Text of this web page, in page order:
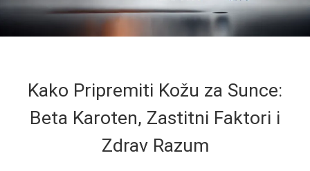
Kako Pripremiti Kožu za Sunce:
Beta Karoten, Zastitni Faktori i
Zdrav Razum